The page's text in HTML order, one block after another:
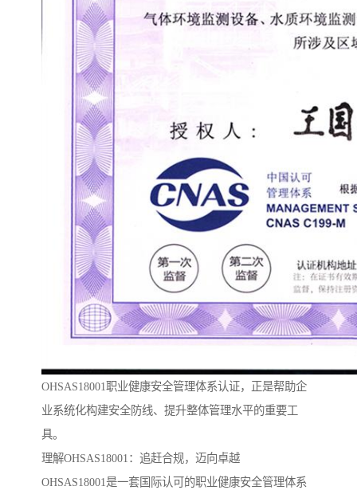
OHSAS18001职业健康安全管理体系认证，正是帮助企
业系统化构建安全防线、提升整体管理水平的重要工
具。
理解OHSAS18001：追赶合规，迈向卓越
OHSAS18001是一套国际认可的职业健康安全管理体系